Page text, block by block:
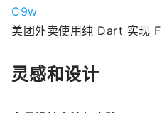
C9w
美团外卖使用纯 Dart 实现
灵感和设计